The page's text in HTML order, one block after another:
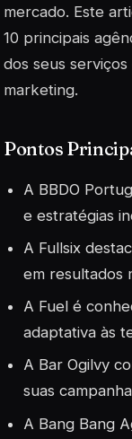
mercado. Este
10 principais
dos seus
marketing.
Pontos
A BBDO
e estratégias
A Fullsix
em resultados
A Fuel é
adaptativa às
A Bar Ogilvy
suas
A Bang Bang